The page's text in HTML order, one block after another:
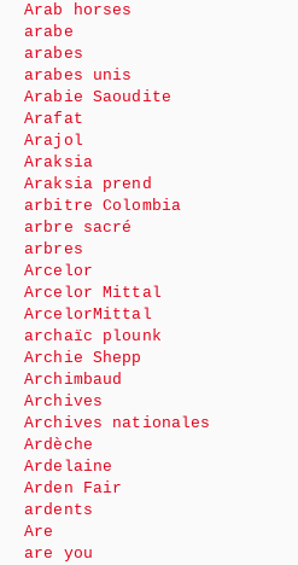
Arab horses
arabe
arabes
arabes unis
Arabie Saoudite
Arafat
Arajol
Araksia
Araksia prend
arbitre Colombia
arbre sacré
arbres
Arcelor
Arcelor Mittal
ArcelorMittal
archaïc plounk
Archie Shepp
Archimbaud
Archives
Archives nationales
Ardèche
Ardelaine
Arden Fair
ardents
Are
are you